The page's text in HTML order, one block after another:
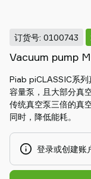
订货号: 0100743
Vacuum pump
Piab piCLASSIC系
容量泵，且大部分真
传统真空泵三倍的真
同时，降低能耗。
登录或创建账
Group
联
我
们
支
持
寻
找
合